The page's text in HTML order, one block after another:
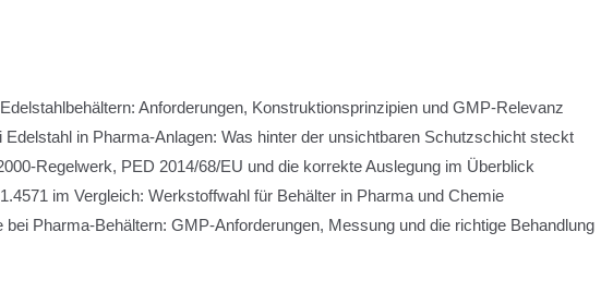
Anforderungen, Konstruktionsprinzipien und GMP-Relevanz
Edelstahl in Pharma-Anlagen: Was hinter der unsichtbaren Schutzschicht steckt
Regelwerk, PED 2014/68/EU und die korrekte Auslegung im Überblick
im Vergleich: Werkstoffwahl für Behälter in Pharma und Chemie
bei Pharma-Behältern: GMP-Anforderungen, Messung und die richtige Behandlung